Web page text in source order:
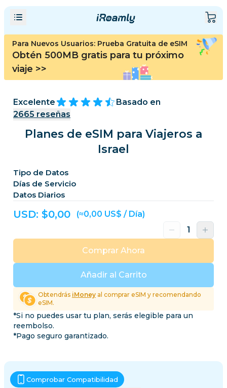
Para Nuevos Usuarios: Prueba Gratuita de eSIM
Obtén 500MB gratis para tu próximo
viaje >>
Excelente
Basado en
2665 reseñas
Planes de eSIM para Viajeros a
Israel
Tipo de Datos
Días de Servicio
Datos Diarios
USD: $0,00 (≈0,00 US$ / Día)
Añadir al Carrito
Comprar Ahora
Obtendrás iMoneyal comprar eSIM y recomendando
eSIM.
*Si no puedes usar tu plan, serás elegible para un
reembolso.
*Pago seguro garantizado.
Comprobar Compatibilidad